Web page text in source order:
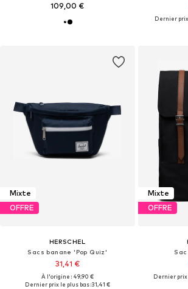
109,00 €
Dernier
Mixte
OFFRE
HERSCHEL
Sacs banane 'Pop Quiz'
31,41 €
À l'origine : 49,90 €
Dernier prix le plus bas :31,41 €
Mixte
OFFRE
Dernier prix